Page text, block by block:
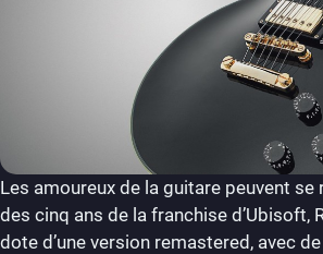
Les amoureux de la guitare peuvent se
des cinq ans de la franchise d’Ubisoft,
dote d’une version remastered, avec